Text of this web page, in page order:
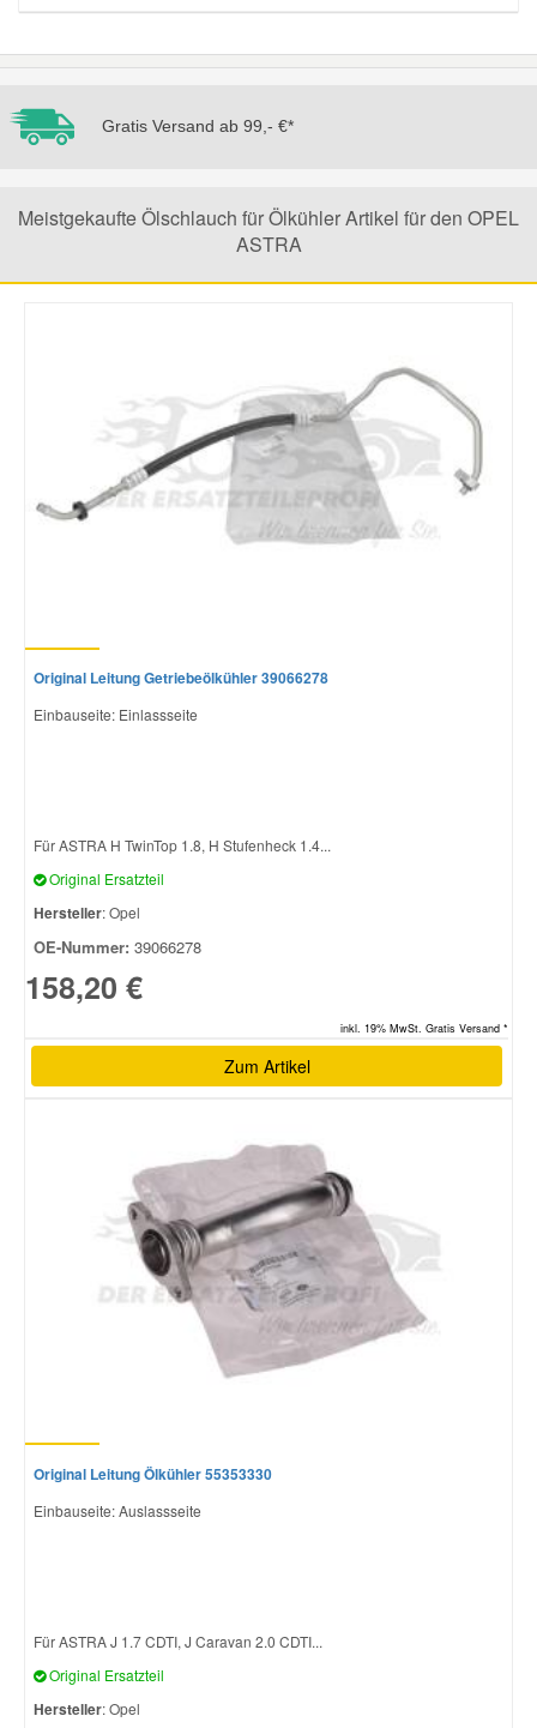
Gratis Versand ab 99,- €*
Meistgekaufte Ölschlauch für Ölkühler Artikel für den OPEL
ASTRA
Original Leitung Getriebeölkühler 39066278
Einbauseite: Einlassseite
Für ASTRA H TwinTop 1.8, H Stufenheck 1.4...
Original Ersatzteil
Hersteller: Opel
OE-Nummer: 39066278
158,20 €
inkl. 19% MwSt. Gratis Versand *
Zum Artikel
Original Leitung Ölkühler 55353330
Einbauseite: Auslassseite
Für ASTRA J 1.7 CDTI, J Caravan 2.0 CDTI...
Original Ersatzteil
Hersteller: Opel
Skoda Ersatzteile
Volvo Ersatzteile